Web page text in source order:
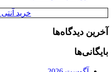
خرید
آخرین دیدگاه‌ها
بایگانی‌ها